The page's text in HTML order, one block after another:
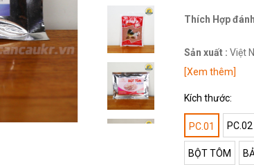
Thích Hợp
Sản xuất : Việt
[Xem thêm]
Kích thước:
PC.01 PC.02
BỘT TÔM